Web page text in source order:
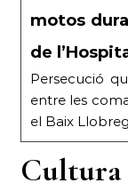
motos
de
Persecució
entre les
el Baix
Cultura